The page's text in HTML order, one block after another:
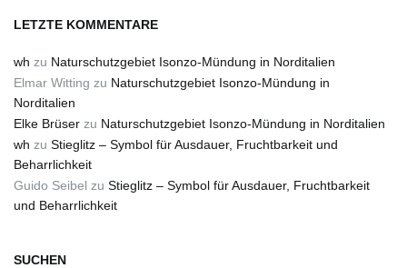
LETZTE KOMMENTARE
wh zu Naturschutzgebiet Isonzo-Mündung in Norditalien
Elmar Witting zu Naturschutzgebiet Isonzo-Mündung in
Norditalien
Elke Brüser zu Naturschutzgebiet Isonzo-Mündung in Norditalien
wh zu Stieglitz – Symbol für Ausdauer, Fruchtbarkeit und
Beharrlichkeit
Guido Seibel zu Stieglitz – Symbol für Ausdauer, Fruchtbarkeit
und Beharrlichkeit
SUCHEN